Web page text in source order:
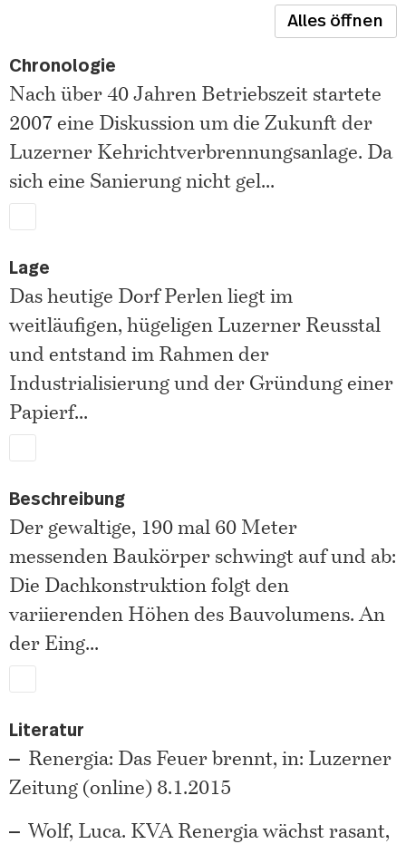
Alles öffnen
Chronologie
Nach über 40 Jahren Betriebszeit startete
2007 eine Diskussion um die Zukunft der
Luzerner Kehrichtverbrennungsanlage. Da
sich eine Sanierung nicht gel...
Lage
Das heutige Dorf Perlen liegt im
weitläufigen, hügeligen Luzerner Reusstal
und entstand im Rahmen der
Industrialisierung und der Gründung einer
Papierf...
Beschreibung
Der gewaltige, 190 mal 60 Meter
messenden Baukörper schwingt auf und ab:
Die Dachkonstruktion folgt den
variierenden Höhen des Bauvolumens. An
der Eing...
Literatur
Renergia: Das Feuer brennt, in: Luzerner
Zeitung (online) 8.1.2015
Wolf, Luca. KVA Renergia wächst rasant,